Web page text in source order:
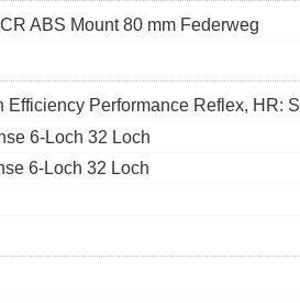
ABS Mount 80 mm Federweg
Efficiency Performance Reflex, HR:
6-Loch 32 Loch
6-Loch 32 Loch